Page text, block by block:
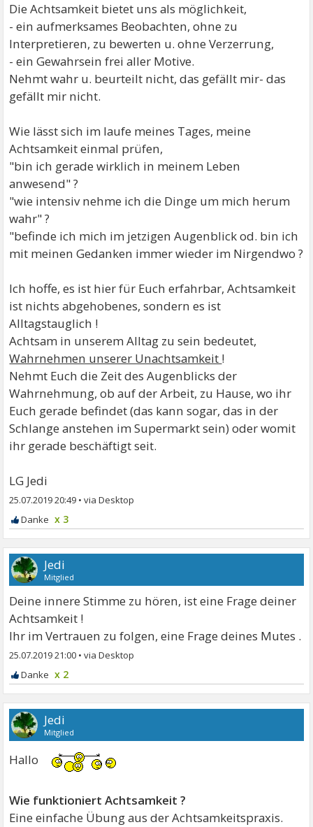
Die Achtsamkeit bietet uns als möglichkeit,
- ein aufmerksames Beobachten, ohne zu
Interpretieren, zu bewerten u. ohne Verzerrung,
- ein Gewahrsein frei aller Motive.
Nehmt wahr u. beurteilt nicht, das gefällt mir- das
gefällt mir nicht.
Wie lässt sich im laufe meines Tages, meine
Achtsamkeit einmal prüfen,
"bin ich gerade wirklich in meinem Leben
anwesend" ?
"wie intensiv nehme ich die Dinge um mich herum
wahr" ?
"befinde ich mich im jetzigen Augenblick od. bin ich
mit meinen Gedanken immer wieder im Nirgendwo ?
Ich hoffe, es ist hier für Euch erfahrbar, Achtsamkeit
ist nichts abgehobenes, sondern es ist
Alltagstauglich !
Achtsam in unserem Alltag zu sein bedeutet,
Wahrnehmen unserer Unachtsamkeit !
Nehmt Euch die Zeit des Augenblicks der
Wahrnehmung, ob auf der Arbeit, zu Hause, wo ihr
Euch gerade befindet (das kann sogar, das in der
Schlange anstehen im Supermarkt sein) oder womit
ihr gerade beschäftigt seit.
LG Jedi
25.07.2019 20:49 •
x 3
Jedi
Mitglied
Deine innere Stimme zu hören, ist eine Frage deiner
Achtsamkeit !
Ihr im Vertrauen zu folgen, eine Frage deines Mutes .
25.07.2019 21:00 •
x 2
Jedi
Mitglied
Hallo
Wie funktioniert Achtsamkeit ?
Eine einfache Übung aus der Achtsamkeitspraxis.